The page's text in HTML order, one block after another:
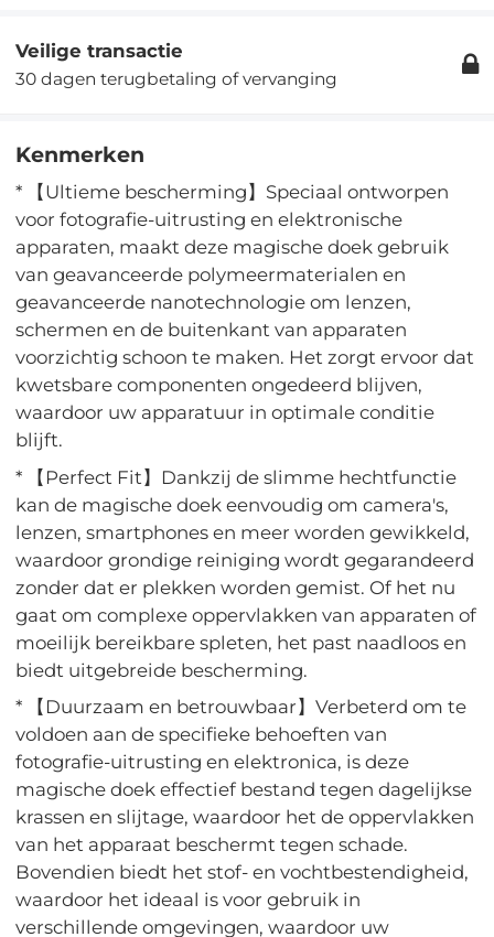
Veilige transactie
30 dagen terugbetaling of vervanging
Kenmerken
* 【Ultieme bescherming】Speciaal ontworpen
voor fotografie-uitrusting en elektronische
apparaten, maakt deze magische doek gebruik
van geavanceerde polymeermaterialen en
geavanceerde nanotechnologie om lenzen,
schermen en de buitenkant van apparaten
voorzichtig schoon te maken. Het zorgt ervoor dat
kwetsbare componenten ongedeerd blijven,
waardoor uw apparatuur in optimale conditie
blijft.
* 【Perfect Fit】Dankzij de slimme hechtfunctie
kan de magische doek eenvoudig om camera's,
lenzen, smartphones en meer worden gewikkeld,
waardoor grondige reiniging wordt gegarandeerd
zonder dat er plekken worden gemist. Of het nu
gaat om complexe oppervlakken van apparaten of
moeilijk bereikbare spleten, het past naadloos en
biedt uitgebreide bescherming.
* 【Duurzaam en betrouwbaar】Verbeterd om te
voldoen aan de specifieke behoeften van
fotografie-uitrusting en elektronica, is deze
magische doek effectief bestand tegen dagelijkse
krassen en slijtage, waardoor het de oppervlakken
van het apparaat beschermt tegen schade.
Bovendien biedt het stof- en vochtbestendigheid,
waardoor het ideaal is voor gebruik in
verschillende omgevingen, waardoor uw